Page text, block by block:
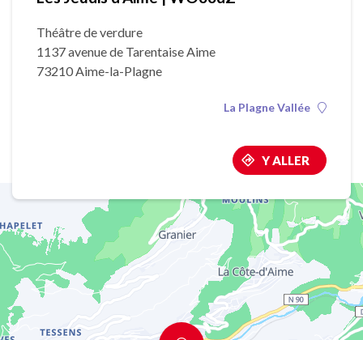
Théâtre de verdure
1137 avenue de Tarentaise Aime
73210 Aime-la-Plagne
La Plagne Vallée
Y ALLER